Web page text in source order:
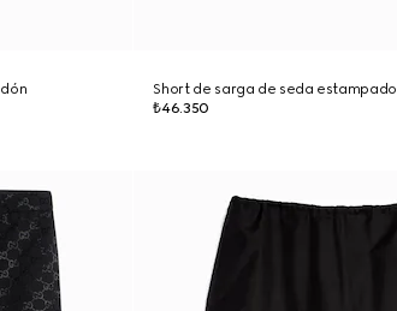
Short de sarga de seda estampado
₺46.350